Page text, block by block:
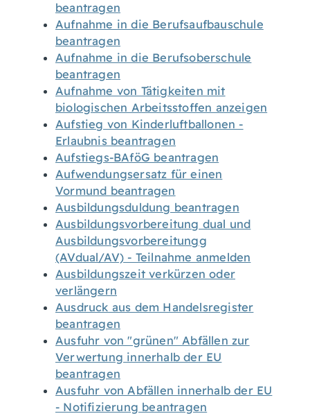
beantragen
Aufnahme in die Berufsaufbauschule
beantragen
Aufnahme in die Berufsoberschule
beantragen
Aufnahme von Tätigkeiten mit
biologischen Arbeitsstoffen anzeigen
Aufstieg von Kinderluftballonen -
Erlaubnis beantragen
Aufstiegs-BAföG beantragen
Aufwendungsersatz für einen
Vormund beantragen
Ausbildungsduldung beantragen
Ausbildungsvorbereitung dual und
Ausbildungsvorbereitungg
(AVdual/AV) - Teilnahme anmelden
Ausbildungszeit verkürzen oder
verlängern
Ausdruck aus dem Handelsregister
beantragen
Ausfuhr von "grünen" Abfällen zur
Verwertung innerhalb der EU
beantragen
Ausfuhr von Abfällen innerhalb der EU
- Notifizierung beantragen